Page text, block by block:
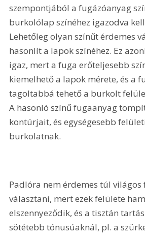
szempontjából a fugázóanyag
burkolólap színéhez igazodva
Lehetőleg olyan színűt érdemes
hasonlít a lapok színéhez. Ez
igaz, mert a fuga erőteljesebb
kiemelhető a lapok mérete, és a
tagoltabbá tehető a burkolt
A hasonló színű fugaanyag
kontúrjait, és egységesebb
burkolatnak.
Padlóra nem érdemes túl
választani, mert ezek felülete
elszennyeződik, és a tisztán
sötétebb tónusúaknál, pl. a